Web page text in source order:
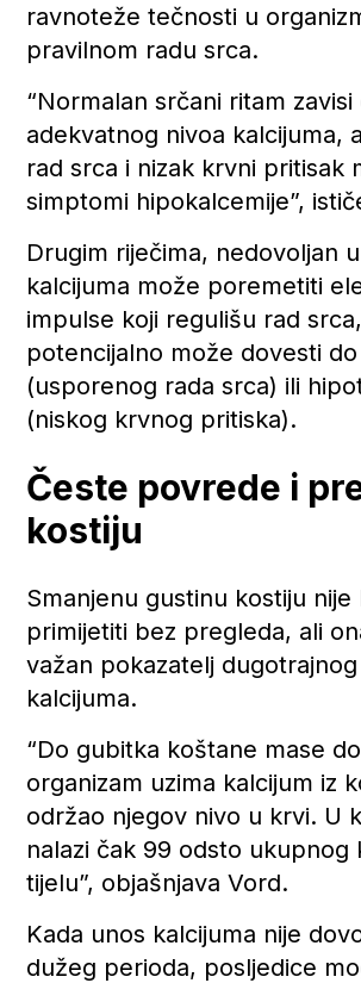
ravnoteže tečnosti u
pravilnom radu srca.
“Normalan srčani ritam zavisi
adekvatnog nivoa kalcijuma,
rad srca i nizak krvni pritisak
simptomi hipokalcemije”,
Drugim riječima, nedovoljan
kalcijuma može poremetiti
impulse koji regulišu rad
potencijalno može dovesti
(usporenog rada srca) ili
(niskog krvnog pritiska).
Česte povrede i
kostiju
Smanjenu gustinu kostiju nije
primijetiti bez pregleda, ali
važan pokazatelj
kalcijuma.
“Do gubitka koštane mase
organizam uzima kalcijum iz
održao njegov nivo u krvi. U
nalazi čak 99 odsto ukupnog
tijelu”, objašnjava Vord.
Kada unos kalcijuma nije
dužeg perioda, posljedice